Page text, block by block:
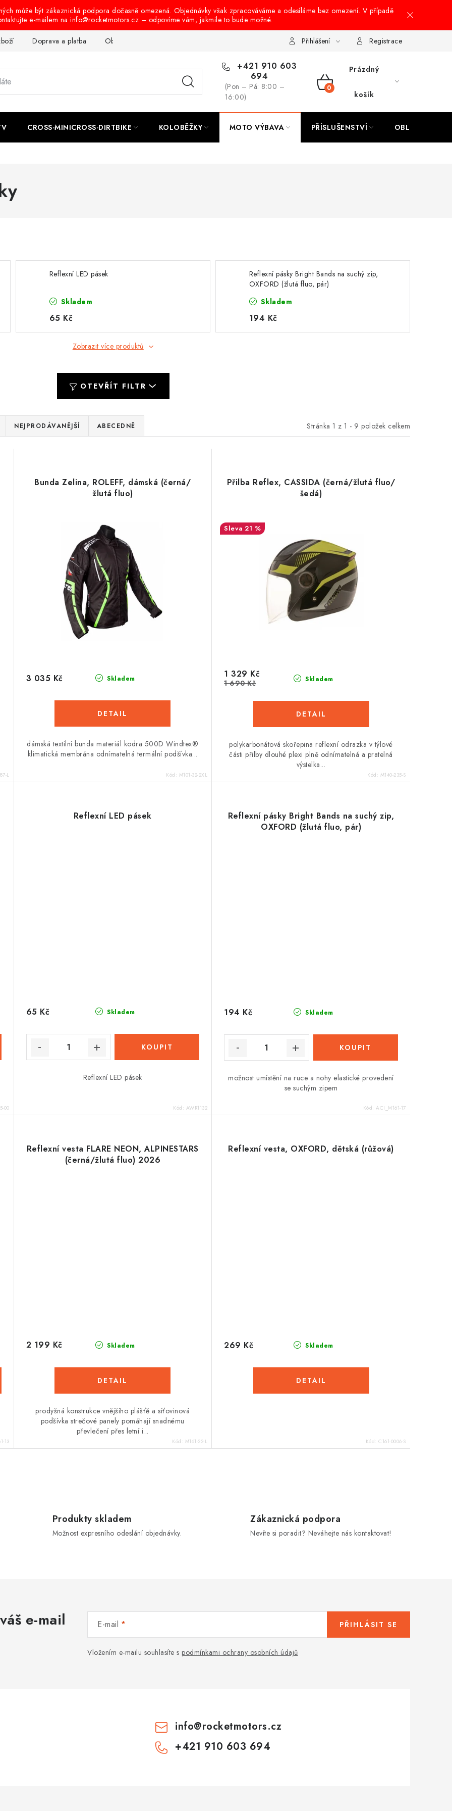
může být zákaznická podpora dočasně omezená. Objednávky však zpracováváme a odesíláme bez omezení. V případě
e-mailem na info@rocketmotors.cz – odpovíme vám, jakmile to bude možné.
Doprava a platba Obchodní podmínky Podmínky ochrany osobních údajů Návody na montáž
Přihlášení Registrace
+421 910 603
694
(Pon – Pá: 8:00 –
16:00)
NÁKUPNÍ
Prázdný
košík
CROSS-MINICROSS-DIRTBIKE KOLOBĚŽKY MOTO VÝBAVA PŘÍSLUŠENSTVÍ OBLEČENÍ
Reflexní LED pásek
Skladem
65 Kč
Reflexní pásky Bright Bands na suchý zip,
OXFORD (žlutá fluo, pár)
Skladem
194 Kč
Zobrazit více produktů
OTEVŘÍT FILTR
Stránka 1 z 1 - 9 položek celkem
NEJPRODÁVANĚJŠÍ ABECEDNĚ
L
Bunda Zelina, ROLEFF, dámská (černá/
žlutá fluo)
Skladem
3 035 Kč
dámská textilní bunda materiál kodra 500D Windtex®
klimatická membrána odnímatelná termální podšívka...
Kód: M101-32-2XL
Přilba Reflex, CASSIDA (černá/žlutá fluo/
šedá)
21 %
Skladem
1 329 Kč
1 690 Kč
polykarbonátová skořepina reflexní odrazka v týlové
části přilby dlouhé plexi plně odnímatelná a pratelná
výstelka...
Kód: M140-235-S
00
Reflexní LED pásek
Skladem
65 Kč
Reflexní LED pásek
Kód: AWR1132
Reflexní pásky Bright Bands na suchý zip,
OXFORD (žlutá fluo, pár)
Skladem
194 Kč
možnost umístění na ruce a nohy elastické provedení
se suchým zipem
Kód:ACI_M161-17
13
Reflexní vesta FLARE NEON, ALPINESTARS
(černá/žlutá fluo) 2026
Skladem
2 199 Kč
prodyšná konstrukce vnějšího plášťě a síťovinová
podšívka strečové panely pomáhají snadnému
převlečení přes letní i...
Kód: M161-22-L
Reflexní vesta, OXFORD, dětská (růžová)
Skladem
269 Kč
Kód:C161-0006-S
Produkty skladem
Možnost expresního odeslání objednávky.
Zákaznická podpora
Nevíte si poradit? Neváhejte nás kontaktovat!
e-mail E-mail
Vložením e-mailu souhlasíte s podmínkami ochrany osobních údajů
PŘIHLÁSIT SE
info@rocketmotors.cz
+421 910 603 694